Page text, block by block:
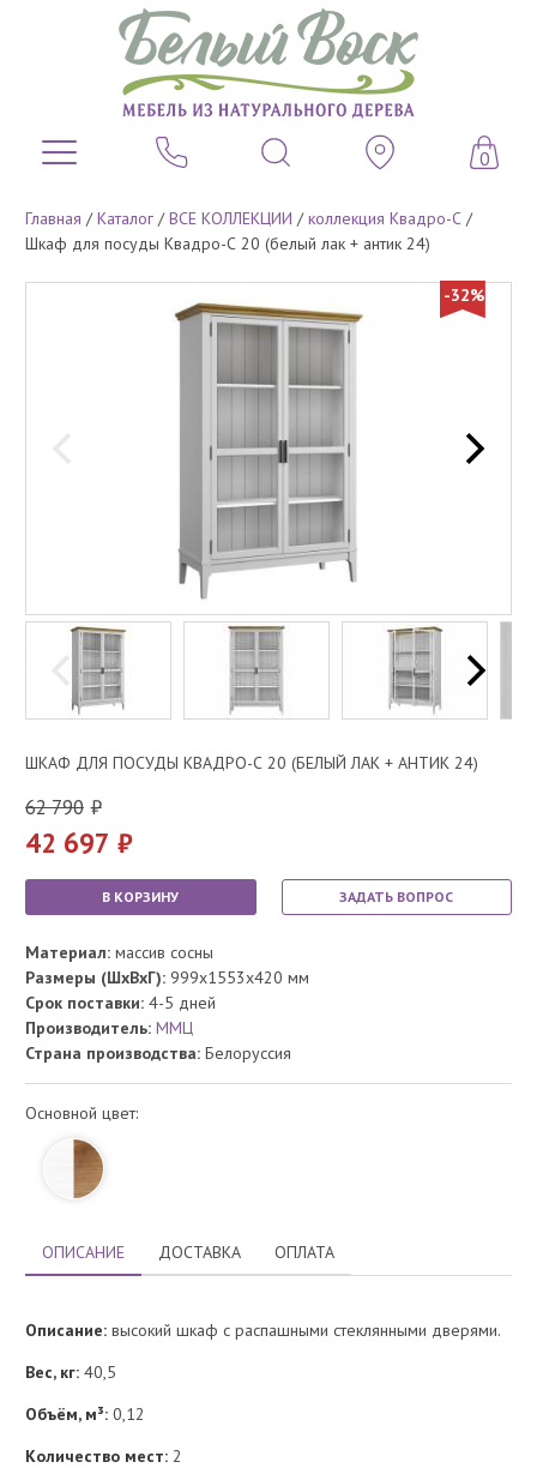
0
Главная /Каталог /ВСЕ КОЛЛЕКЦИИ /коллекция Квадро-С /
Шкаф для посуды Квадро-С 20 (белый лак + антик 24)
-32%
ШКАФ ДЛЯ ПОСУДЫ КВАДРО-С 20 (БЕЛЫЙ ЛАК + АНТИК 24)
62 790
42 697
В КОРЗИНУ ЗАДАТЬ ВОПРОС
Материал: массив сосны
Размеры (ШхВхГ): 999x1553x420 мм
Срок поставки: 4-5 дней
Производитель: ММЦ
Страна производства: Белоруссия
Основной цвет:
ОПИСАНИЕ ДОСТАВКА ОПЛАТА
Описание: высокий шкаф с распашными стеклянными дверями.
Вес, кг: 40,5
Объём, м³: 0,12
Количество мест: 2